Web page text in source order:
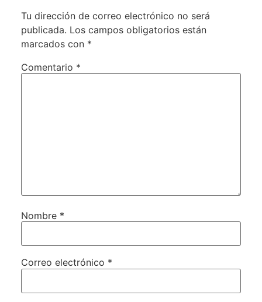
Tu dirección de correo electrónico no será
publicada. Los campos obligatorios están
marcados con *
Comentario *
Nombre *
Correo electrónico *